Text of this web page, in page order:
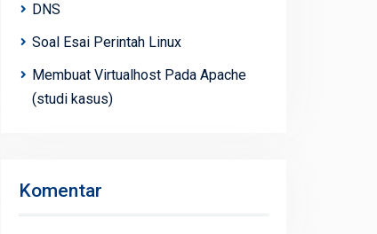
DNS
Soal Esai Perintah Linux
Membuat Virtualhost Pada Apache
(studi kasus)
Komentar